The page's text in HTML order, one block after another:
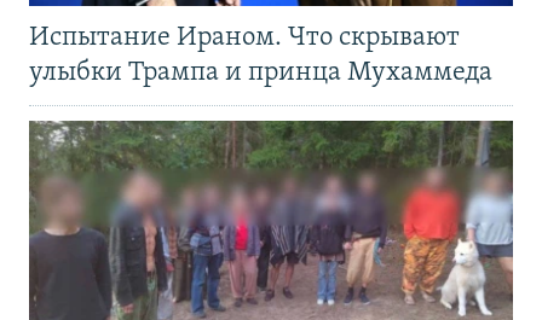
Испытание Ираном. Что скрывают
улыбки Трампа и принца Мухаммеда